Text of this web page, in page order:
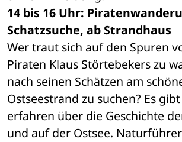
14 bis 16 Uhr:
Schatzsuche, ab Strandhaus
Wer traut sich auf den Spuren
Piraten Klaus Störtebekers zu
nach seinen Schätzen am
Ostseestrand zu suchen? Es
erfahren über die Geschichte
und auf der Ostsee.